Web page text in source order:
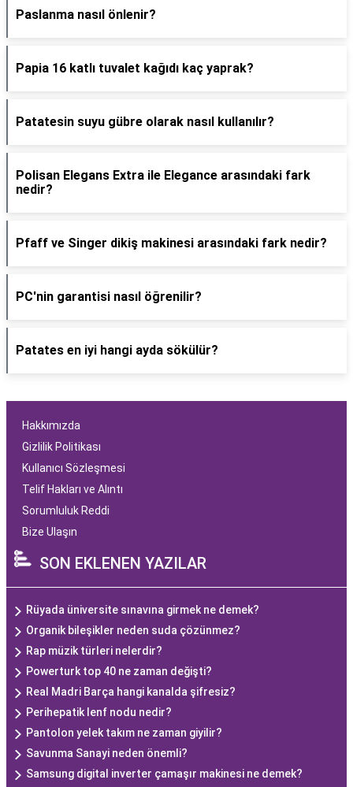
Paslanma nasıl önlenir?
Papia 16 katlı tuvalet kağıdı kaç yaprak?
Patatesin suyu gübre olarak nasıl kullanılır?
Polisan Elegans Extra ile Elegance arasındaki fark
nedir?
Pfaff ve Singer dikiş makinesi arasındaki fark nedir?
PC'nin garantisi nasıl öğrenilir?
Patates en iyi hangi ayda sökülür?
Hakkımızda
Gizlilik Politikası
Kullanıcı Sözleşmesi
Telif Hakları ve Alıntı
Sorumluluk Reddi
Bize Ulaşın
SON EKLENEN YAZILAR
Rüyada üniversite sınavına girmek ne demek?
Organik bileşikler neden suda çözünmez?
Rap müzik türleri nelerdir?
Powerturk top 40 ne zaman değişti?
Real Madri Barça hangi kanalda şifresiz?
Perihepatik lenf nodu nedir?
Pantolon yelek takım ne zaman giyilir?
Savunma Sanayi neden önemli?
Samsung digital inverter çamaşır makinesi ne demek?